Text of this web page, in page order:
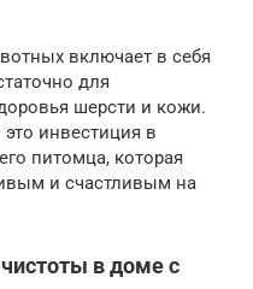
включает в себя
для
шерсти и кожи.
инвестиция в
питомца, которая
и счастливым на
в доме с